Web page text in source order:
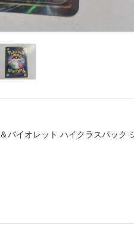
バイオレット ハイクラスパック